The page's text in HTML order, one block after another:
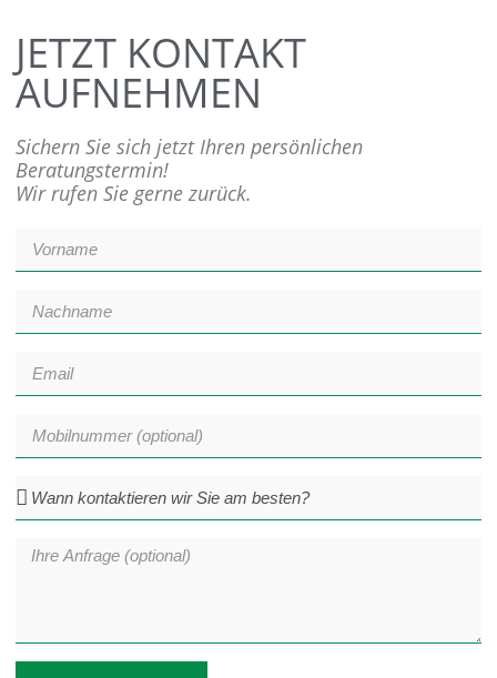
JETZT KONTAKT
AUFNEHMEN
Sichern Sie sich jetzt Ihren persönlichen
Beratungstermin!
Wir rufen Sie gerne zurück.